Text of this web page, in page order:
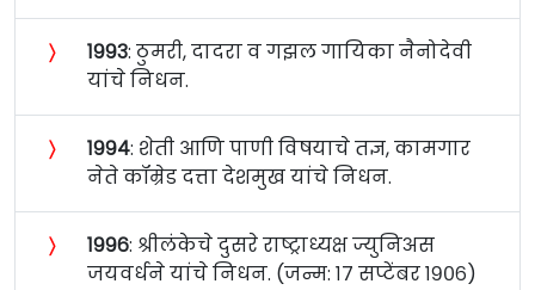
〉 १९९३: ठुमरी, दादरा व गझल गायिका नैनोदेवी
यांचे निधन.
〉 १९९४: शेती आणि पाणी विषयाचे तज्ञ, कामगार
नेते कॉम्रेड दत्ता देशमुख यांचे निधन.
〉 १९९६: श्रीलंकेचे दुसरे राष्ट्राध्यक्ष ज्युनिअस
जयवर्धने यांचे निधन. (जन्म: १७ सप्टेंबर १९०६)